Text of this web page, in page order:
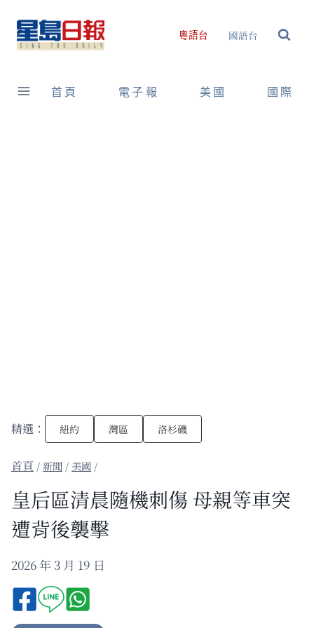
content
粵語台 國語台
首頁 電子報 美國 國際
精選： 紐約 灣區 洛杉磯
/新聞 / 美國 /
皇后區清晨隨機刺傷 母親等車突
遭背後襲擊
2026 年 3 月 19 日